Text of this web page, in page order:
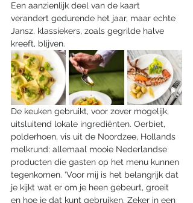
Een aanzienlijk deel van de kaart
verandert gedurende het jaar, maar echte
Jansz. klassiekers, zoals gegrilde halve
kreeft, blijven.
De keuken gebruikt, voor zover mogelijk,
uitsluitend lokale ingrediënten. Oerbiet,
polderhoen, vis uit de Noordzee, Hollands
melkrund: allemaal mooie Nederlandse
producten die gasten op het menu kunnen
tegenkomen. ‘Voor mij is het belangrijk dat
je kijkt wat er om je heen gebeurt, groeit
en hoe je dat kunt gebruiken. Zeker in een